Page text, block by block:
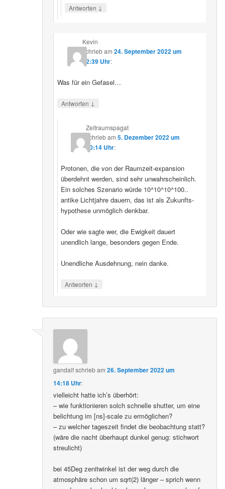
Antworten ↓
Kevin
schriebam 24. September 2022 um
12:39 Uhr:
Was für ein Gefasel…
Antworten ↓
Zeitraumspagat
schriebam5. Dezember 2022 um
00:14 Uhr:
Protonen, die von der Raumzeit-expansion
überdehnt werden, sind sehr unwahrscheinlich.
Ein solches Szenario würde 10^10^10^100..
antike Lichtjahre dauern, das ist als Zukunfts-
hypothese unmöglich denkbar.
Oder wie sagte wer, die Ewigkeit dauert
unendlich lange, besonders gegen Ende.
Unendliche Ausdehnung, nein danke.
Antworten ↓
gandalfschriebam26. September 2022 um
14:18 Uhr:
vielleicht hatte ich’s überhört:
– wie funktionieren solch schnelle shutter, um eine
belichtung im [ns]-scale zu ermöglichen?
– zu welcher tageszeit findet die beobachtung statt?
(wäre die nacht überhaupt dunkel genug: stichwort
streulicht)
bei 45Deg zenitwinkel ist der weg durch die
atmosphäre schon um sqrt(2) länger – sprich wenn